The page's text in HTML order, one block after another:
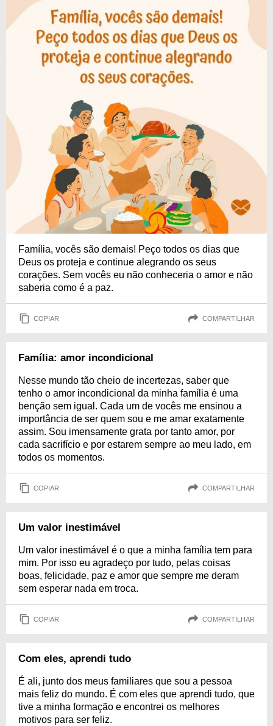
Família, vocês são demais! Peço todos os dias que
Deus os proteja e continue alegrando os seus
corações. Sem vocês eu não conheceria o amor e não
saberia como é a paz.
COPIAR COMPARTILHAR
Família: amor incondicional
Nesse mundo tão cheio de incertezas, saber que
tenho o amor incondicional da minha família é uma
benção sem igual. Cada um de vocês me ensinou a
importância de ser quem sou e me amar exatamente
assim. Sou imensamente grata por tanto amor, por
cada sacrifício e por estarem sempre ao meu lado, em
todos os momentos.
COPIAR COMPARTILHAR
Um valor inestimável
Um valor inestimável é o que a minha família tem para
mim. Por isso eu agradeço por tudo, pelas coisas
boas, felicidade, paz e amor que sempre me deram
sem esperar nada em troca.
COPIAR COMPARTILHAR
Com eles, aprendi tudo
É ali, junto dos meus familiares que sou a pessoa
mais feliz do mundo. É com eles que aprendi tudo, que
tive a minha formação e encontrei os melhores
motivos para ser feliz.